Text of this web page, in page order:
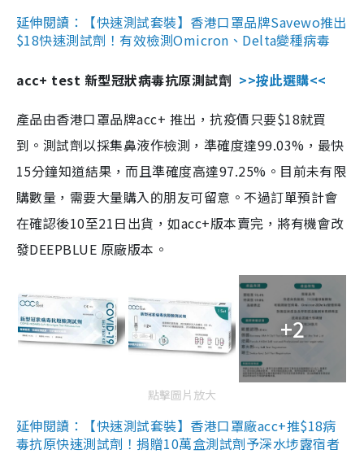
延伸閱讀：【快速測試套裝】香港口罩品牌Savewo推出
$18快速測試劑！有效檢測Omicron、Delta變種病毒
acc+ test 新型冠狀病毒抗原測試劑 >>按此選購<<
產品由香港口罩品牌acc+ 推出，抗疫價只要$18就買
到。測試劑以採集鼻液作檢測，準確度達99.03%，最快
15分鐘知道結果，而且準確度高達97.25%。目前未有限
購數量，需要大量購入的朋友可留意。不過訂單預計會
在確認後10至21日出貨，如acc+版本賣完，將有機會改
發DEEPBLUE 原廠版本。
+2
點擊圖片放大
延伸閱讀：【快速測試套裝】香港口罩廠acc+推$18病
毒抗原快速測試劑！捐贈10萬盒測試劑予深水埗露宿者